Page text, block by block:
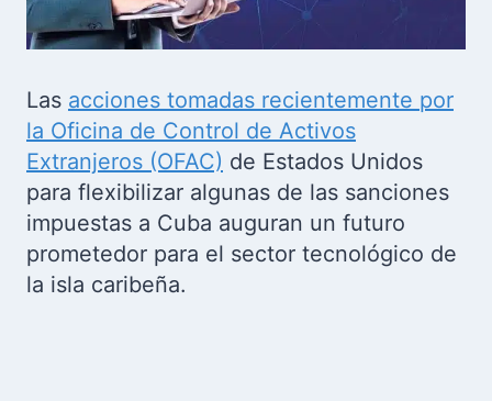
Las acciones tomadas recientemente por
la Oficina de Control de Activos
Extranjeros (OFAC) de Estados Unidos
para flexibilizar algunas de las sanciones
impuestas a Cuba auguran un futuro
prometedor para el sector tecnológico de
la isla caribeña.